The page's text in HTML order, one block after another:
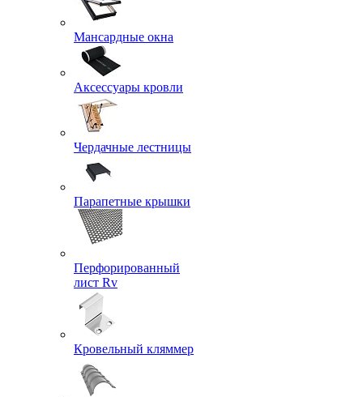
Мансардные окна
Аксессуары кровли
Чердачные лестницы
Парапетные крышки
Перфорированный
лист Rv
Кровельный кляммер